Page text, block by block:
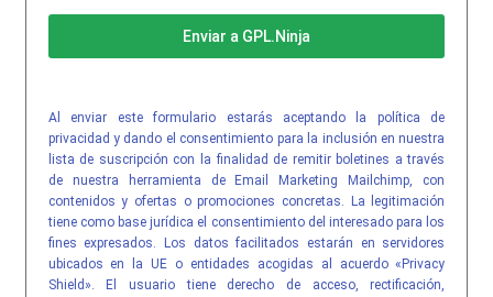
Enviar a GPL.Ninja
Al enviar este formulario estarás aceptando la política de
privacidad y dando el consentimiento para la inclusión en nuestra
lista de suscripción con la finalidad de remitir boletines a través
de nuestra herramienta de Email Marketing Mailchimp, con
contenidos y ofertas o promociones concretas. La legitimación
tiene como base jurídica el consentimiento del interesado para los
fines expresados. Los datos facilitados estarán en servidores
ubicados en la UE o entidades acogidas al acuerdo «Privacy
Shield». El usuario tiene derecho de acceso, rectificación,